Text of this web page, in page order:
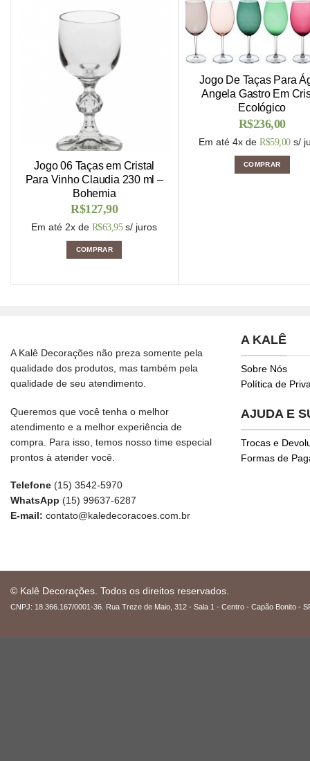
Jogo 06 Taças em Cristal
Para Vinho Claudia 230 ml –
Bohemia
R$127,90
Em até 2x de R$63,95 s/ juros
COMPRAR
Jogo De Taças Para
Angela Gastro Em
Ecológico
R$236,00
Em até 4x de R$59,00 s/
COMPRAR
A Kalê Decorações não preza somente pela
qualidade dos produtos, mas também pela
qualidade de seu atendimento.
Queremos que você tenha o melhor
atendimento e a melhor experiência de
compra. Para isso, temos nosso time especial
prontos à atender você.
Telefone (15) 3542-5970
WhatsApp (15) 99637-6287
E-mail: contato@kaledecoracoes.com.br
A KALÊ
Sobre Nós
Política de
AJUDA E
Trocas e
Formas de
© Kalê Decorações. Todos os direitos reservados.
CNPJ: 18.366.167/0001-36. Rua Treze de Maio, 312 - Sala 1 - Centro - Capão Bonito -